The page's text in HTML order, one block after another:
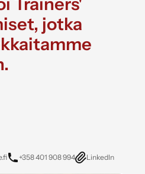
jotka
+358 401 908 994
LinkedIn